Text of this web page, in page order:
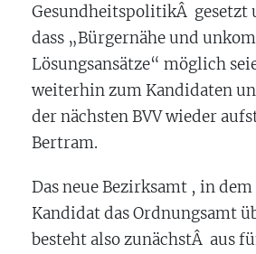
GesundheitspolitikÂ gesetzt
dass „Bürgernähe und
Lösungsansätze“ möglich
weiterhin zum Kandidaten
der nächsten BVV wieder
Bertram.
Das neue Bezirksamt , in
Kandidat das Ordnungsamt
besteht also zunächstÂ aus